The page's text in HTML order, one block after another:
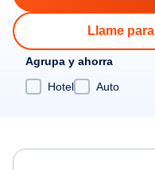
Llame
Agrupa y ahorra
Hotel
Auto